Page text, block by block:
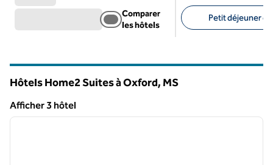
Comparer
les hôtels
Petit déjeuner
Hôtels Home2 Suites à Oxford, MS
Afficher 3 hôtel
Afficher 3 hôtel
1 sur 12